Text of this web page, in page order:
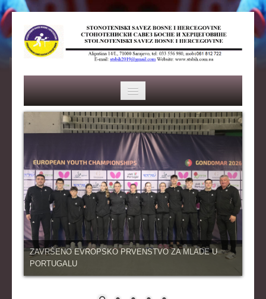
HOME
SAVEZ
ISTORIJA
ORGANI SAVEZA
OSNOVNI PODACI
REPREZENTACIJA
ZAVRŠENO EVROPSKO PRVENSTVO ZA MLADE U
PORTUGALU